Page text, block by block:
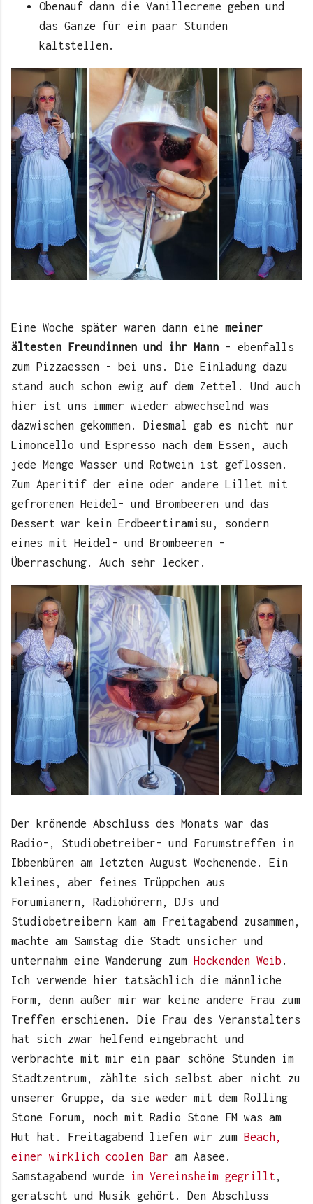
Obenauf dann die Vanillecreme geben und
das Ganze für ein paar Stunden
kaltstellen.
Eine Woche später waren dann eine meiner
ältesten Freundinnen und ihr Mann - ebenfalls
zum Pizzaessen - bei uns. Die Einladung dazu
stand auch schon ewig auf dem Zettel. Und auch
hier ist uns immer wieder abwechselnd was
dazwischen gekommen. Diesmal gab es nicht nur
Limoncello und Espresso nach dem Essen, auch
jede Menge Wasser und Rotwein ist geflossen.
Zum Aperitif der eine oder andere Lillet mit
gefrorenen Heidel- und Brombeeren und das
Dessert war kein Erdbeertiramisu, sondern
eines mit Heidel- und Brombeeren -
Überraschung. Auch sehr lecker.
Der krönende Abschluss des Monats war das
Radio-, Studiobetreiber- und Forumstreffen in
Ibbenbüren am letzten August Wochenende. Ein
kleines, aber feines Trüppchen aus
Forumianern, Radiohörern, DJs und
Studiobetreibern kam am Freitagabend zusammen,
machte am Samstag die Stadt unsicher und
unternahm eine Wanderung zum Hockenden Weib .
Ich verwende hier tatsächlich die männliche
Form, denn außer mir war keine andere Frau zum
Treffen erschienen. Die Frau des Veranstalters
hat sich zwar helfend eingebracht und
verbrachte mit mir ein paar schöne Stunden im
Stadtzentrum, zählte sich selbst aber nicht zu
unserer Gruppe, da sie weder mit dem Rolling
Stone Forum, noch mit Radio Stone FM was am
Hut hat. Freitagabend liefen wir zum Beach,
einer wirklich coolen Bar am Aasee.
Samstagabend wurde
im Vereinsheim gegrillt ,
geratscht und Musik gehört. Den Abschluss